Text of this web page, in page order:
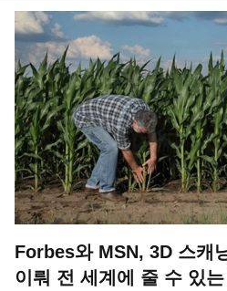
Forbes와 MSN, 3D 스캐
이뤄 전 세계에 줄 수 있